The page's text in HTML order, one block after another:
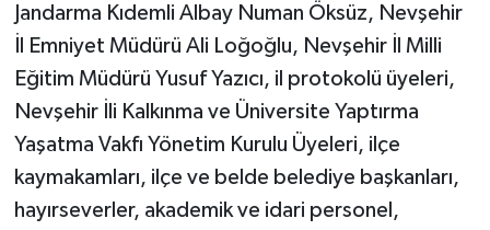
Jandarma Kıdemli Albay Numan Öksüz, Nevşehir
İl Emniyet Müdürü Ali Loğoğlu, Nevşehir İl Milli
Eğitim Müdürü Yusuf Yazıcı, il protokolü üyeleri,
Nevşehir İli Kalkınma ve Üniversite Yaptırma
Yaşatma Vakfı Yönetim Kurulu Üyeleri, ilçe
kaymakamları, ilçe ve belde belediye başkanları,
hayırseverler, akademik ve idari personel,